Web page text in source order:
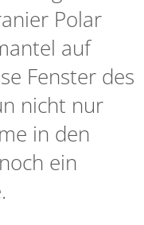
Polar
auf
Fenster des
nicht nur
in den
ein